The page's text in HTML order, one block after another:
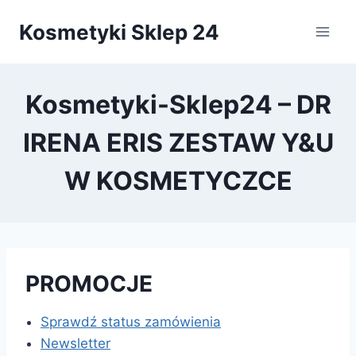
Kosmetyki Sklep 24
Kosmetyki-Sklep24 – DR
IRENA ERIS ZESTAW Y&U
W KOSMETYCZCE
PROMOCJE
Sprawdź status zamówienia
Newsletter